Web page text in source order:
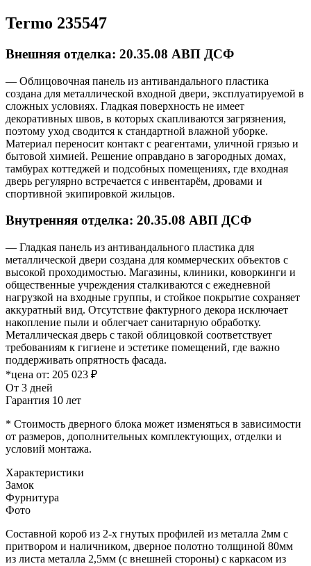
Termo 235547
Внешняя отделка: 20.35.08 АВП ДСФ
— Облицовочная панель из антивандального пластика
создана для металлической входной двери, эксплуатируемой в
сложных условиях. Гладкая поверхность не имеет
декоративных швов, в которых скапливаются загрязнения,
поэтому уход сводится к стандартной влажной уборке.
Материал переносит контакт с реагентами, уличной грязью и
бытовой химией. Решение оправдано в загородных домах,
тамбурах коттеджей и подсобных помещениях, где входная
дверь регулярно встречается с инвентарём, дровами и
спортивной экипировкой жильцов.
Внутренняя отделка: 20.35.08 АВП ДСФ
— Гладкая панель из антивандального пластика для
металлической двери создана для коммерческих объектов с
высокой проходимостью. Магазины, клиники, коворкинги и
общественные учреждения сталкиваются с ежедневной
нагрузкой на входные группы, и стойкое покрытие сохраняет
аккуратный вид. Отсутствие фактурного декора исключает
накопление пыли и облегчает санитарную обработку.
Металлическая дверь с такой облицовкой соответствует
требованиям к гигиене и эстетике помещений, где важно
поддерживать опрятность фасада.
*цена от: 205 023 ₽
От 3 дней
Гарантия 10 лет
* Стоимость дверного блока может изменяться в зависимости
от размеров, дополнительных комплектующих, отделки и
условий монтажа.
Характеристики
Замок
Фурнитура
Фото
Составной короб из 2-х гнутых профилей из металла 2мм с
притвором и наличником, дверное полотно толщиной 80мм
из листа металла 2,5мм (с внешней стороны) c каркасом из